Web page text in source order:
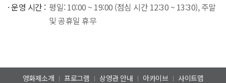
· 운영 시간 : 평일: 10:00 ~ 19:00 (점심 시간 12:30 ~ 13:30), 주말
및 공휴일 휴무
영화제소개 프로그램 상영관 안내 아카이브 사이트맵